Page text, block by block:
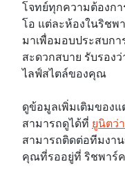
โจทย์ทุกความต้องก
โอ แต่ละห้องในริชพ
มาเพื่อมอบประสบก
สะดวกสบาย รับรอ
ไลฟ์สไตล์ของคุณ
ดูข้อมูลเพิ่มเติมของ
สามารถดูได้ที่ ยูนิตว่
สามารถติดต่อทีมงา
คุณที่รออยู่ที่ ริชพาร์